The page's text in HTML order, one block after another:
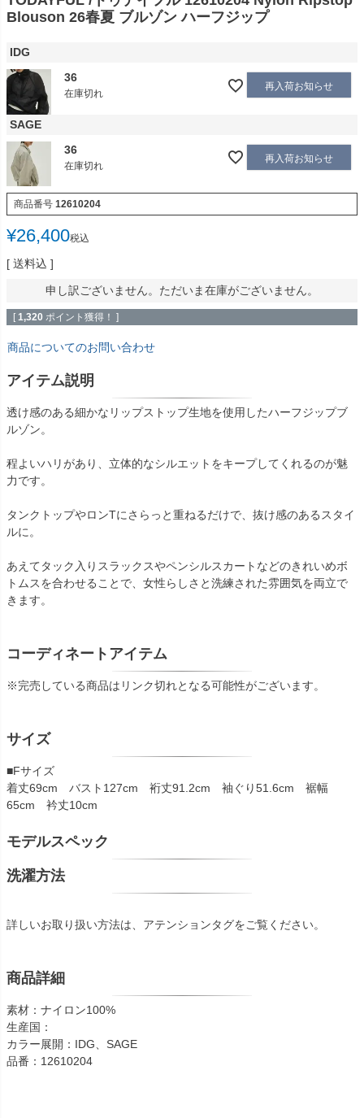
Blouson 26春夏 ブルゾン ハーフジップ
IDG
36
在庫切れ
再入荷お知らせ
SAGE
36
在庫切れ
再入荷お知らせ
商品番号 12610204
¥26,400税込
送料込
申し訳ございません。ただいま在庫がございません。
[ 1,320 ポイント獲得！ ]
商品についてのお問い合わせ
アイテム説明
透け感のある細かなリップストップ生地を使用したハーフジップブ
ルゾン。
程よいハリがあり、立体的なシルエットをキープしてくれるのが魅
力です。
タンクトップやロンTにさらっと重ねるだけで、抜け感のあるスタイ
ルに。
あえてタック入りスラックスやペンシルスカートなどのきれいめボ
トムスを合わせることで、女性らしさと洗練された雰囲気を両立で
きます。
コーディネートアイテム
※完売している商品はリンク切れとなる可能性がございます。
サイズ
■Fサイズ
着丈69cm バスト127cm 裄丈91.2cm 袖ぐり51.6cm 裾幅
65cm 衿丈10cm
モデルスペック
洗濯方法
詳しいお取り扱い方法は、アテンションタグをご覧ください。
商品詳細
素材：ナイロン100%
生産国：
カラー展開：IDG、SAGE
品番：12610204